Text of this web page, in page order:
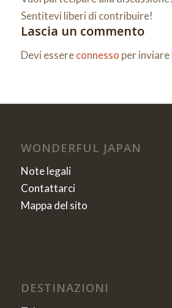
Sentitevi liberi di contribuire!
Lascia un commento
Devi essereconnesso per
WONDERFUL JAPAN
Note legali
Contattarci
Mappa del sito
DESTINAZIONI